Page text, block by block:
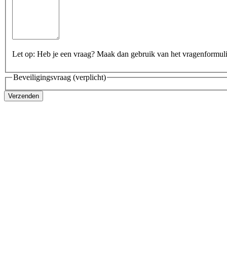
Let op: Heb je een vraag? Maak dan gebruik van het
Beveiligingsvraag (verplicht)
Verzenden